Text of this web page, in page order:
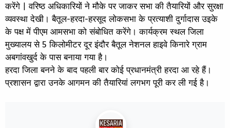
करेंगे | वरिष्ठ अधिकारियों ने मौके पर जाकर सभा की तैयारियों और सुरक्षा
व्यवस्था देखी। बैतूल-हरदा-हरसूद लोकसभा के प्रत्याशी दुर्गादास उइके
के पक्ष में पीएम आमसभा को संबोधित करेंगे। कार्यक्रम स्थल जिला
मुख्यालय से 5 किलोमीटर दूर इंदौर बैतूल नेशनल हाइवे किनारे ग्राम
अबगांवखुर्द के पास बनाया गया है।
हरदा जिला बनने के बाद पहली बार कोई प्रधानमंत्री हरदा आ रहे हैं।
प्रशासन द्वारा उनके आगमन की तैयारियां लगभग पूरी कर ली गई है।